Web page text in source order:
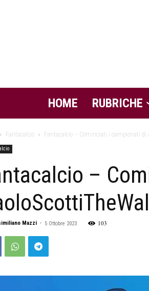
HOME RUBRICHE
Fantacalcio Fantacalcio – Cominciati i campionati di
–
Mazzi - 5 Ottobre 2023 103